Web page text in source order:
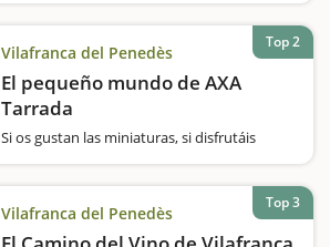
tienen más de 150 pájaros de todo el
mundo, de África, de Asia, de América…
Vilafranca del Penedès
El pequeño mundo de AXA
Tarrada
Si os gustan las miniaturas, si disfrutáis
Món de AXA Tarrada, ubicada en el edificio
de la Aseguradora AXA en Vilafranca del
Penedès. El…
Top 2
Vilafranca del Penedès
Top 3